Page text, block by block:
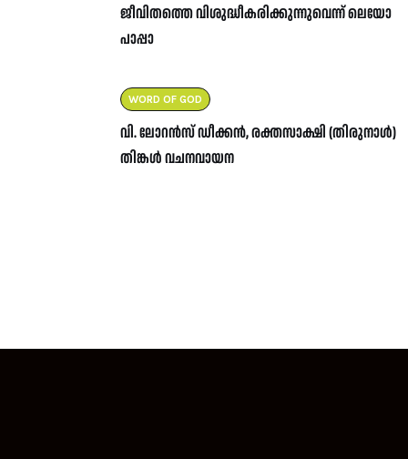
ജീവിതത്തെ വിശുദ്ധീകരിക്കുന്നുവെന്ന് ലെയോ
പാപ്പാ
WORD OF GOD
വി. ലോറൻസ് ഡീക്കൻ, രക്തസാക്ഷി (തിരുനാൾ)
തിങ്കൾ വചനവായന